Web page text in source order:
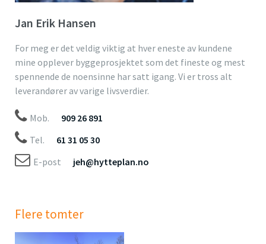
Jan Erik Hansen
For meg er det veldig viktig at hver eneste av kundene
mine opplever byggeprosjektet som det fineste og mest
spennende de noensinne har satt igang. Vi er tross alt
leverandører av varige livsverdier.
Mob.
909 26 891
Tel.
61 31 05 30
E-post
jeh@hytteplan.no
Flere tomter